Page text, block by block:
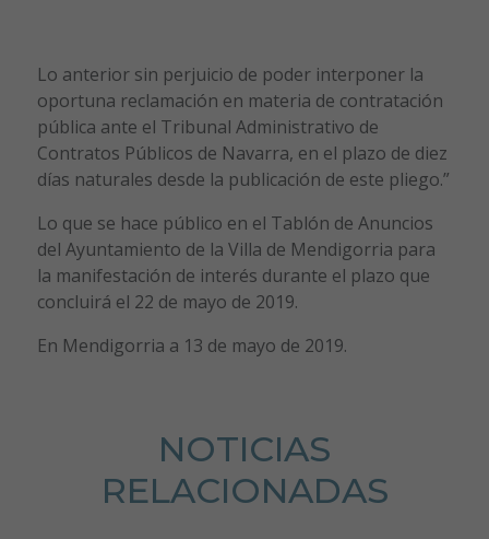
Lo anterior sin perjuicio de poder interponer la
oportuna reclamación en materia de contratación
pública ante el Tribunal Administrativo de
Contratos Públicos de Navarra, en el plazo de diez
días naturales desde la publicación de este pliego.”
Lo que se hace público en el Tablón de Anuncios
del Ayuntamiento de la Villa de Mendigorria para
la manifestación de interés durante el plazo que
concluirá el 22 de mayo de 2019.
En Mendigorria a 13 de mayo de 2019.
NOTICIAS
RELACIONADAS